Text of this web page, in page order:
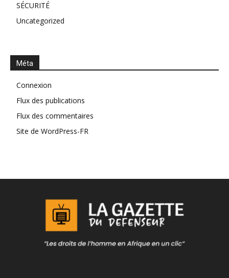
SÉCURITÉ
Uncategorized
Méta
Connexion
Flux des publications
Flux des commentaires
Site de WordPress-FR